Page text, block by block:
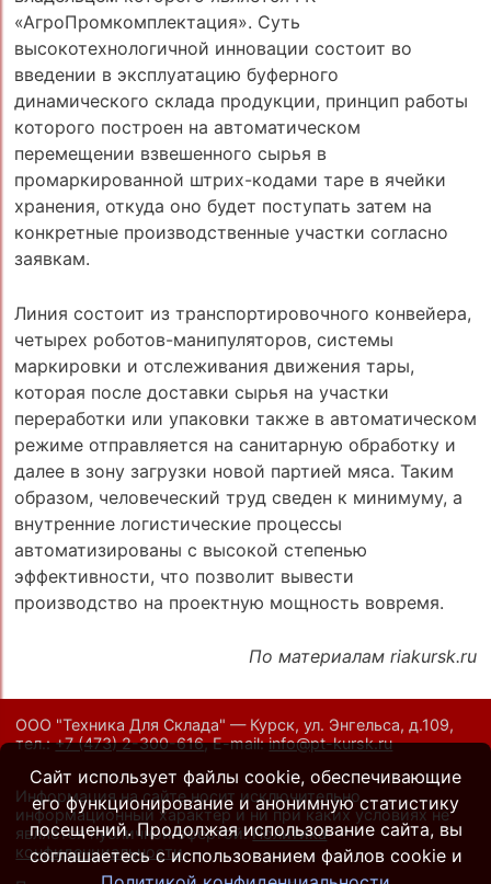
«АгроПромкомплектация». Суть
высокотехнологичной инновации состоит во
введении в эксплуатацию буферного
динамического склада продукции, принцип работы
которого построен на автоматическом
перемещении взвешенного сырья в
промаркированной штрих-кодами таре в ячейки
хранения, откуда оно будет поступать затем на
конкретные производственные участки согласно
заявкам.
Линия состоит из транспортировочного конвейера,
четырех роботов-манипуляторов, системы
маркировки и отслеживания движения тары,
которая после доставки сырья на участки
переработки или упаковки также в автоматическом
режиме отправляется на санитарную обработку и
далее в зону загрузки новой партией мяса. Таким
образом, человеческий труд сведен к минимуму, а
внутренние логистические процессы
автоматизированы с высокой степенью
эффективности, что позволит вывести
производство на проектную мощность вовремя.
По материалам riakursk.ru
ООО "Техника Для Склада" — Курск, ул. Энгельса, д.109,
тел.:+7 (473) 2-300-616,E-mail:info@pt-kursk.ru
Информация на сайте носит исключительно
информационный характер и ни при каких условиях не
является публичной офертой.Политика
конфиденциальности.
Сайт использует файлы cookie, обеспечивающие
его функционирование и анонимную статистику
посещений. Продолжая использование сайта, вы
соглашаетесь с использованием файлов cookie и